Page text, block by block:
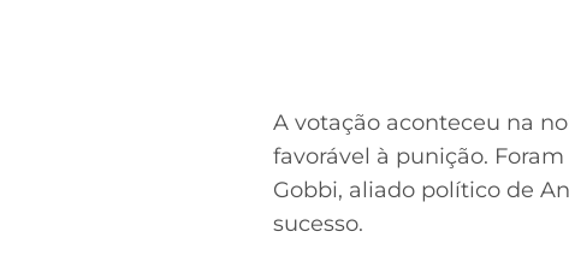
A votação aconteceu na
favorável à punição.
Gobbi, aliado político de
sucesso.